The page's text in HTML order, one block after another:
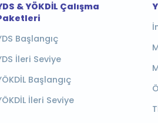
& YÖKDİL Çalışma
Başlangıç
İleri Seviye
Başlangıç
İleri Seviye